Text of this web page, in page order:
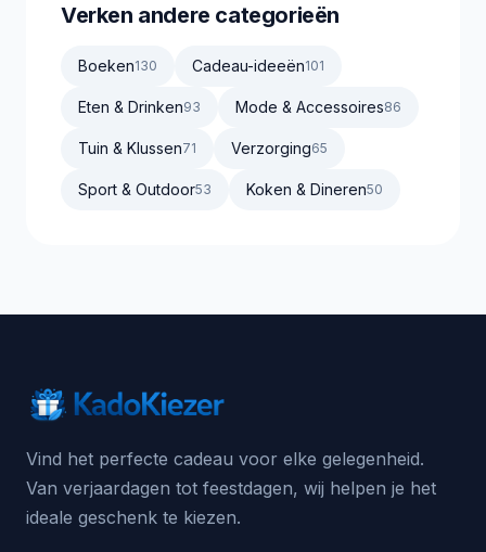
Verken andere categorieën
Boeken130 Cadeau-ideeën101
Eten & Drinken93 Mode & Accessoires86
Tuin & Klussen71 Verzorging65
Sport & Outdoor53 Koken & Dineren50
Vind het perfecte cadeau voor elke gelegenheid.
Van verjaardagen tot feestdagen, wij helpen je het
ideale geschenk te kiezen.